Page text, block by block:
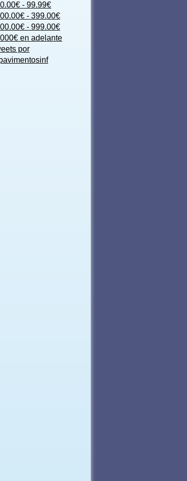
- 99.99€
- 399.00€
- 999.00€
en adelante
por